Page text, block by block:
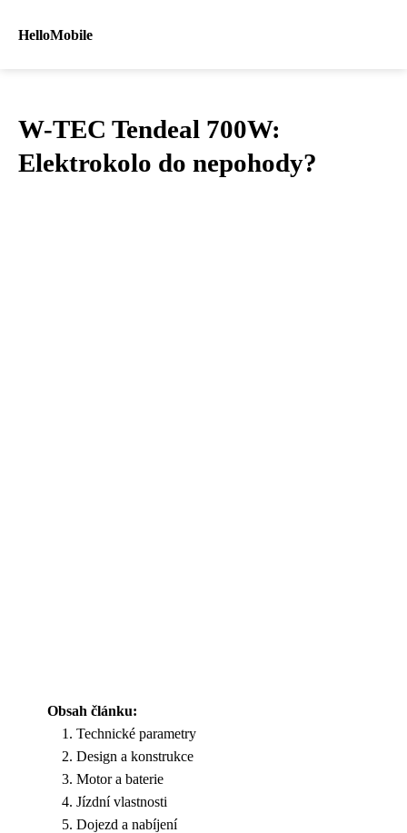
HelloMobile
W-TEC Tendeal 700W:
Elektrokolo do nepohody?
Obsah článku:
Technické parametry
Design a konstrukce
Motor a baterie
Jízdní vlastnosti
Dojezd a nabíjení